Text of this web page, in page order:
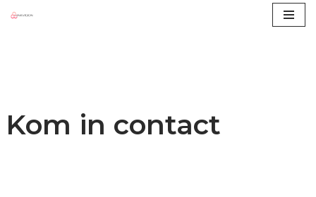
Kom in contact